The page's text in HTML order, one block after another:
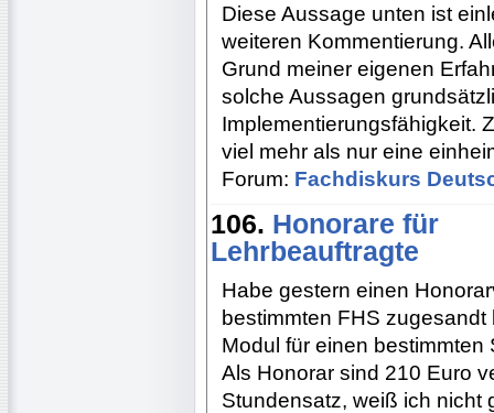
Diese Aussage unten ist
weiteren Kommentierung.
Grund meiner eigenen
solche Aussagen
Implementierungsfähigkeit.
viel mehr als nur eine
Forum: Fachdiskurs
106. Honorare für
Lehrbeauftragte
Habe gestern einen
bestimmten FHS
Modul für einen
Als Honorar sind 210 Euro
Stundensatz, weiß ich nicht